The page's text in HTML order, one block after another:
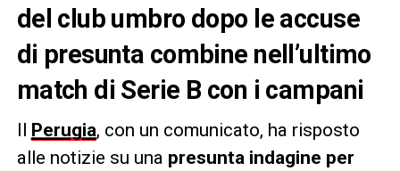
del club umbro dopo le accuse
di presunta combine nell’ultimo
match di Serie B con i campani
Perugia, con un comunicato, ha risposto
alle notizie su una presunta indagine per